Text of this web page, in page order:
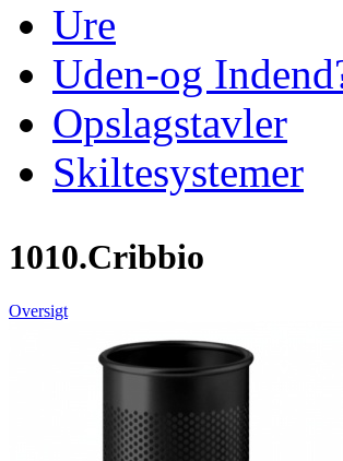
Ure
Uden-og
Opslagstavler
Skiltesystemer
1010.Cribbio
Oversigt